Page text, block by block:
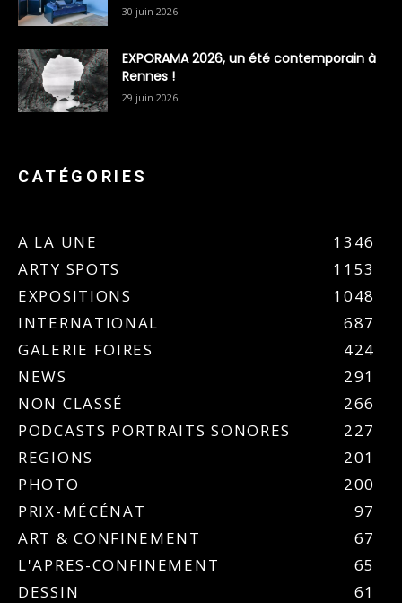
30 juin 2026
EXPORAMA 2026, un été contemporain à
Rennes !
29 juin 2026
CATÉGORIES
A LA UNE
1346
ARTY SPOTS
1153
EXPOSITIONS
1048
INTERNATIONAL
687
GALERIE FOIRES
424
NEWS
291
NON CLASSÉ
266
PODCASTS PORTRAITS SONORES
227
REGIONS
201
PHOTO
200
PRIX-MÉCÉNAT
97
ART & CONFINEMENT
67
L'APRES-CONFINEMENT
65
DESSIN
61